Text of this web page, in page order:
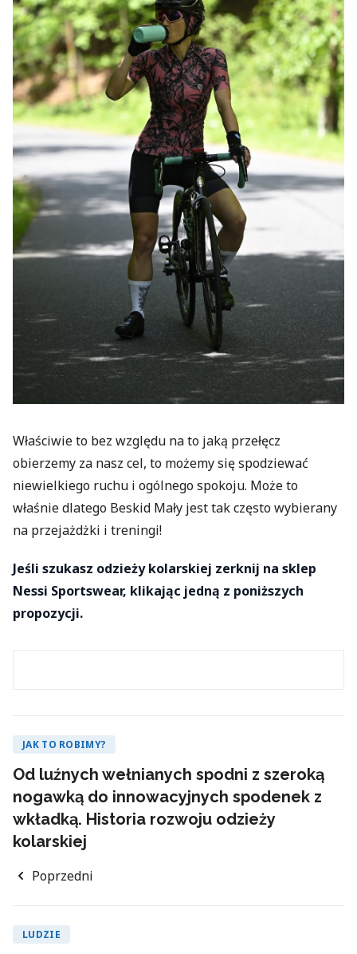
Właściwie to bez względu na to jaką przełęcz
obierzemy za nasz cel, to możemy się spodziewać
niewielkiego ruchu i ogólnego spokoju. Może to
właśnie dlatego Beskid Mały jest tak często wybierany
na przejażdżki i treningi!
Jeśli szukasz odzieży kolarskiej zerknij na sklep
Nessi Sportswear, klikając jedną z poniższych
propozycji.
JAK TO ROBIMY?
Od luźnych wełnianych spodni z szeroką
nogawką do innowacyjnych spodenek z
wkładką. Historia rozwoju odzieży
kolarskiej
Poprzedni
LUDZIE